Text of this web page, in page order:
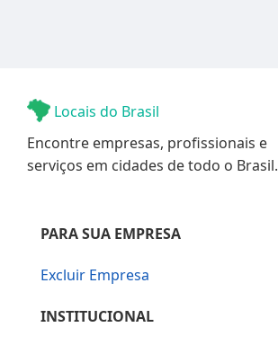
Locais do Brasil
Encontre empresas, profissionais e
serviços em cidades de todo o Brasil.
PARA SUA EMPRESA
Excluir Empresa
INSTITUCIONAL